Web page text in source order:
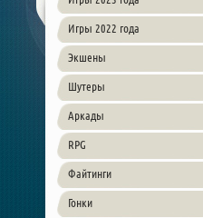
Игры 2022 года
Экшены
Шутеры
Аркады
RPG
Файтинги
Гонки